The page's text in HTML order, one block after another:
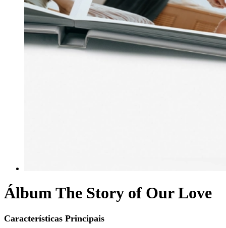
Álbum The Story of Our Love
Características Principais